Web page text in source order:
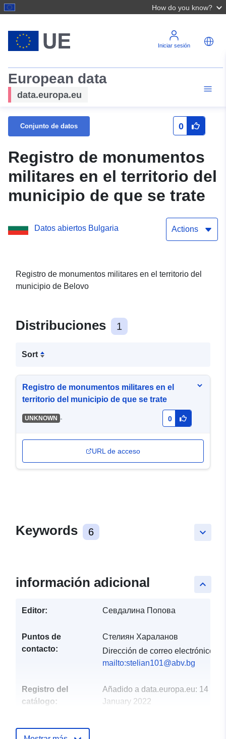
How do you know?
Iniciar sesión
European data
data.europa.eu
Conjunto de datos 0
Registro de monumentos
militares en el territorio del
municipio de que se trate
Datos abiertos Bulgaria Actions
Registro de monumentos militares en el territorio del
municipio de Belovo
Distribuciones 1
Sort
Registro de monumentos militares en el
territorio del municipio de que se trate
UNKNOWN - 0
URL de acceso
keyboard_arrow_down
Keywords 6
keyboard_arrow_up
información adicional
Editor: Севдалина Попова
Puntos de
contacto:
Стелиян Хараланов
Dirección de correo electrónico:
mailto:stelian101@abv.bg
Registro del
catálogo:
Añadido a data.europa.eu: 14
January 2022